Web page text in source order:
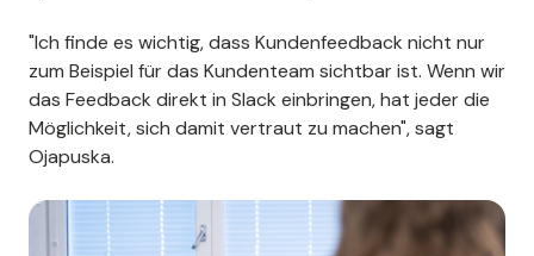
"Ich finde es wichtig, dass Kundenfeedback nicht nur
zum Beispiel für das Kundenteam sichtbar ist. Wenn wir
das Feedback direkt in Slack einbringen, hat jeder die
Möglichkeit, sich damit vertraut zu machen", sagt
Ojapuska.